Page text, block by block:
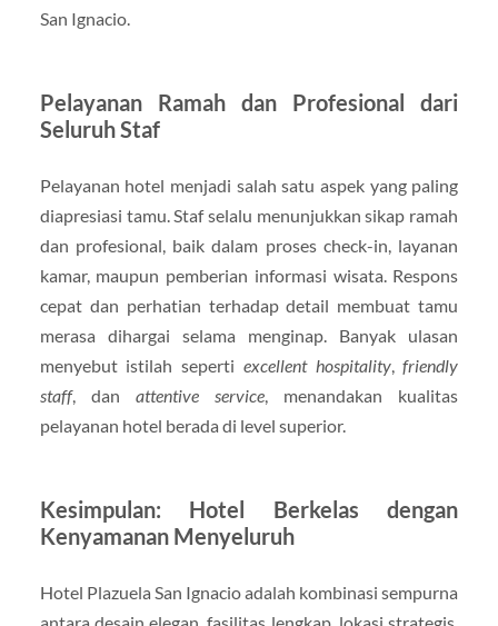
San Ignacio.
Pelayanan Ramah dan Profesional dari
Seluruh Staf
Pelayanan hotel menjadi salah satu aspek yang paling
diapresiasi tamu. Staf selalu menunjukkan sikap ramah
dan profesional, baik dalam proses check-in, layanan
kamar, maupun pemberian informasi wisata. Respons
cepat dan perhatian terhadap detail membuat tamu
merasa dihargai selama menginap. Banyak ulasan
menyebut istilah seperti excellent hospitality,friendly
staff, dan attentive service , menandakan kualitas
pelayanan hotel berada di level superior.
Kesimpulan: Hotel Berkelas dengan
Kenyamanan Menyeluruh
Hotel Plazuela San Ignacio adalah kombinasi sempurna
antara desain elegan, fasilitas lengkap, lokasi strategis,